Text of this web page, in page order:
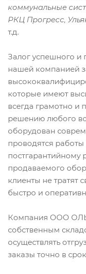
коммунальные
РКЦ Прогресс,
т.д.
Залог успешного и
нашей компанией
которые имеют
всегда грамотно и
решению любого
оборудован
проводятся
постгарантийному
продаваемого
клиенты не тратят
быстро и
Компания ООО
собственным
осуществлять
заказы точно в